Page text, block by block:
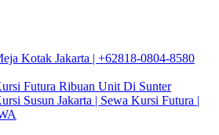
Kotak Jakarta | +62818-0804-8580
Futura Ribuan Unit Di Sunter
Susun Jakarta | Sewa Kursi Futura |